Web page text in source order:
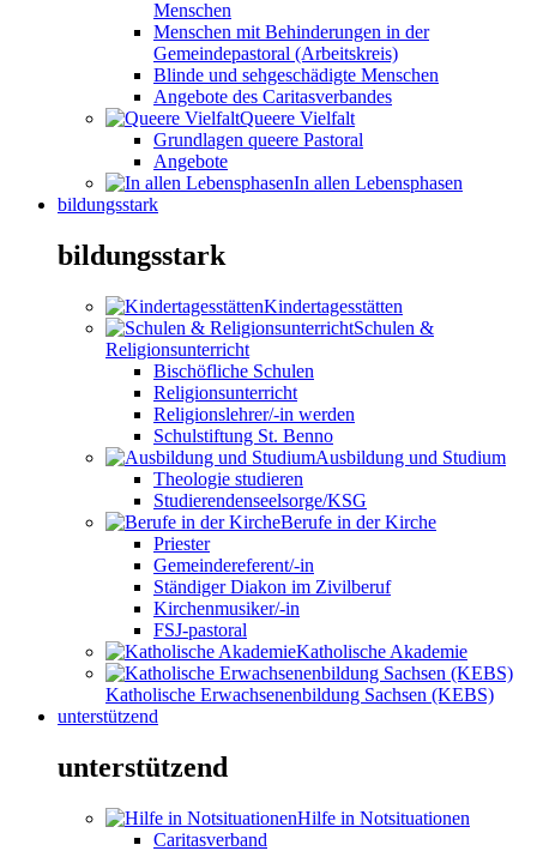
Menschen
Menschen mit Behinderungen in der
Gemeindepastoral (Arbeitskreis)
Blinde und sehgeschädigte Menschen
Angebote des Caritasverbandes
Queere Vielfalt
Grundlagen queere Pastoral
Angebote
In allen Lebensphasen
bildungsstark
bildungsstark
Kindertagesstätten
Schulen &
Religionsunterricht
Bischöfliche Schulen
Religionsunterricht
Religionslehrer/-in werden
Schulstiftung St. Benno
Ausbildung und Studium
Theologie studieren
Studierendenseelsorge/KSG
Berufe in der Kirche
Priester
Gemeindereferent/-in
Ständiger Diakon im Zivilberuf
Kirchenmusiker/-in
FSJ-pastoral
Katholische Akademie
Katholische Erwachsenenbildung Sachsen (KEBS)
unterstützend
unterstützend
Hilfe in Notsituationen
Caritasverband